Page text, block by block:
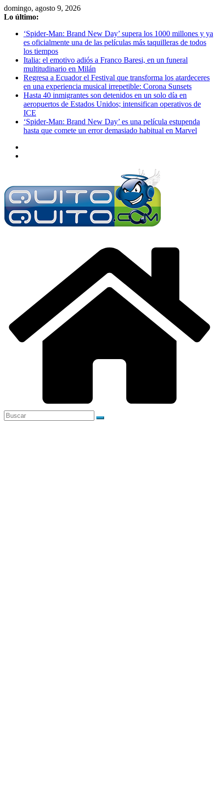
Saltar
al
domingo, agosto 9, 2026
Lo último:
‘Spider-Man: Brand New Day’ supera los 1000 millones y ya
es oficialmente una de las películas más taquilleras de todos
los tiempos
Italia: el emotivo adiós a Franco Baresi, en un funeral
multitudinario en Milán
Regresa a Ecuador el Festival que transforma los atardeceres
en una experiencia musical irrepetible: Corona Sunsets
Hasta 40 inmigrantes son detenidos en un solo día en
aeropuertos de Estados Unidos; intensifican operativos de
ICE
‘Spider-Man: Brand New Day’ es una película estupenda
hasta que comete un error demasiado habitual en Marvel